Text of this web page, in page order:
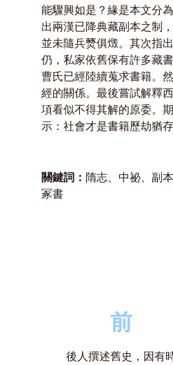
能驟興如是？緣是本文分
出兩漢已降典藏副本之制
並未隨兵燹俱燬。其次指
仍，私家依舊保有許多藏
曹氏已經陸續蒐求書籍。
經的關係。最後嘗試解釋
項看似不得其解的原委。
示：社會才是書籍歷劫猶存
關鍵詞： 隋志、中祕、副
冢書
前
後人撰述舊史，因有